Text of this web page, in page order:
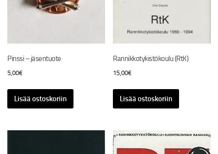
Pinssi – jäsentuote
5,00€
Lisää ostoskoriin
Rannikkotykistökoulu (RtK)
15,00€
Lisää ostoskoriin